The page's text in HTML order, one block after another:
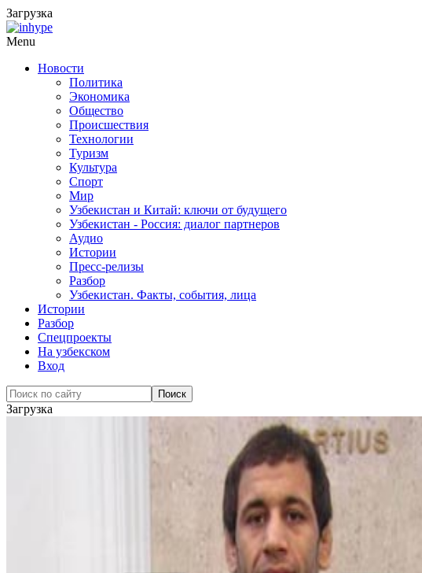
Загрузка
Menu
Новости
Политика
Экономика
Общество
Происшествия
Технологии
Туризм
Культура
Спорт
Мир
Узбекистан и Китай: ключи от будущего
Узбекистан - Россия: диалог партнеров
Аудио
Истории
Пресс-релизы
Разбор
Узбекистан. Факты, события, лица
Истории
Разбор
Спецпроекты
На узбекском
Вход
Загрузка